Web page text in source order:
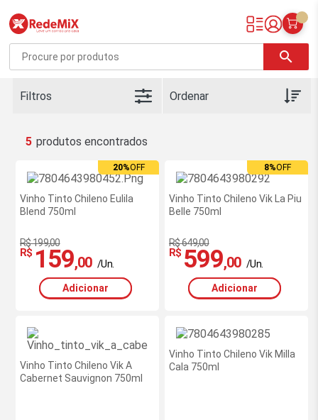
Redemix – Supermercado Online
search
Filtros
5
20%OFF
Vinho Tinto Chileno Eulila
Blend 750ml
R$ 199,00
R$ 159,00 /Un.
Adicionar
8%OFF
Vinho Tinto Chileno Vik La Piu
Belle 750ml
R$ 649,00
R$ 599,00 /Un.
Adicionar
Vinho Tinto Chileno Vik A
Cabernet Sauvignon 750ml
Vinho Tinto Chileno Vik Milla
Cala 750ml